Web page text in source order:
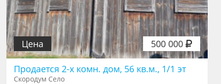
500 000
Цена
Продается 2-х комн. дом, 56 кв.м., 1/1 эт
Скородум Село